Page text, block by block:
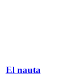
El nauta